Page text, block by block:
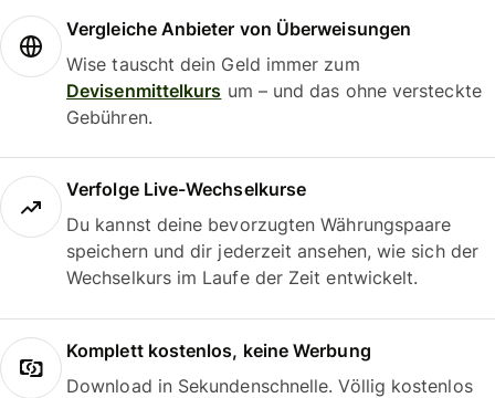
Vergleiche Anbieter von Überweisungen
Wise tauscht dein Geld immer zum
Devisenmittelkurs um – und das ohne versteckte
Gebühren.
Verfolge Live-Wechselkurse
Du kannst deine bevorzugten Währungspaare
speichern und dir jederzeit ansehen, wie sich der
Wechselkurs im Laufe der Zeit entwickelt.
Komplett kostenlos, keine Werbung
Download in Sekundenschnelle. Völlig kostenlos